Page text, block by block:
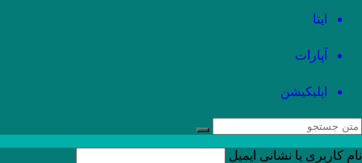
ایتا
آپارات
اپلیکیشن
نام کاربری یا نشانی ایمیل